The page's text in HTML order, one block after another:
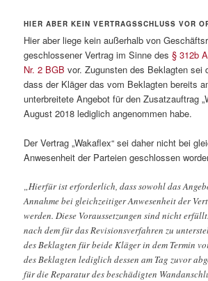
HIER ABER KEIN VERTRAGSSCHLUSS VOR
Hier aber liege kein außerhalb von
geschlossener Vertrag im Sinne des§ 312b
Nr. 2 BGB vor. Zugunsten des Beklagten sei
dass der Kläger das vom Beklagten bereits
unterbreitete Angebot für den Zusatzauftrag
August 2018 lediglich angenommen habe.
Der Vertrag „Wakaflex“ sei daher nicht bei
Anwesenheit der Parteien geschlossen
„Hierfür ist erforderlich, dass sowohl das
Annahme bei gleichzeitiger Anwesenheit der
werden. Diese Voraussetzungen sind nicht
nach dem für das Revisionsverfahren zu
des Beklagten für beide Kläger in dem Termin
des Beklagten lediglich dessen am Tag zuvor
für die Reparatur des beschädigten